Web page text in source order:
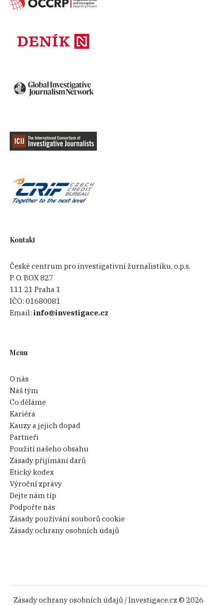
Kontakt
České centrum pro investigativní žurnalistiku, o.p.s.
P. O. BOX 827
111 21 Praha 1
IČO:01680081
Email:info@investigace.cz
Menu
O nás
Náš tým
Co děláme
Kariéra
Kauzy a jejich dopad
Partneři
Použití našeho obsahu
Zásady přijímání darů
Etický kodex
Výroční zprávy
Dejte nám tip
Podpořte nás
Zásady používání souborů cookie
Zásady ochrany osobních údajů
Zásady ochrany osobních údajů / Investigace.cz © 2026